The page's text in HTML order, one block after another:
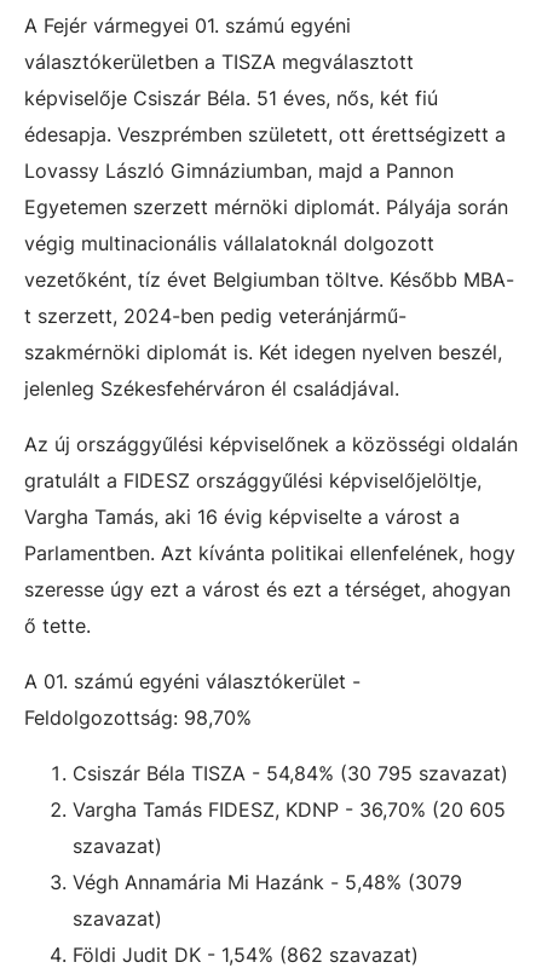
A Fejér vármegyei 01. számú egyéni
választókerületben a TISZA megválasztott
képviselője Csiszár Béla. 51 éves, nős, két fiú
édesapja. Veszprémben született, ott érettségizett a
Lovassy László Gimnáziumban, majd a Pannon
Egyetemen szerzett mérnöki diplomát. Pályája során
végig multinacionális vállalatoknál dolgozott
vezetőként, tíz évet Belgiumban töltve. Később MBA-
t szerzett, 2024-ben pedig veteránjármű-
szakmérnöki diplomát is. Két idegen nyelven beszél,
jelenleg Székesfehérváron él családjával.
Az új országgyűlési képviselőnek a közösségi oldalán
gratulált a FIDESZ országgyűlési képviselőjelöltje,
Vargha Tamás, aki 16 évig képviselte a várost a
Parlamentben. Azt kívánta politikai ellenfelének, hogy
szeresse úgy ezt a várost és ezt a térséget, ahogyan
ő tette.
A 01. számú egyéni választókerület -
Feldolgozottság: 98,70%
Csiszár Béla TISZA - 54,84% (30 795 szavazat)
Vargha Tamás FIDESZ, KDNP - 36,70% (20 605
szavazat)
Végh Annamária Mi Hazánk - 5,48% (3079
szavazat)
Földi Judit DK - 1,54% (862 szavazat)